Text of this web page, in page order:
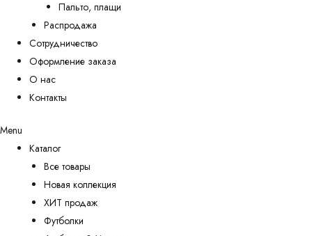
Пальто, плащи
Распродажа
Сотрудничество
Оформление заказа
О нас
Контакты
Menu
Каталог
Все товары
Новая коллекция
ХИТ продаж
Футболки